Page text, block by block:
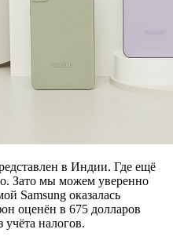
в Индии. Где ещё
Зато мы можем уверенно
Samsung оказалась
оценён в 675 долларов
налогов.